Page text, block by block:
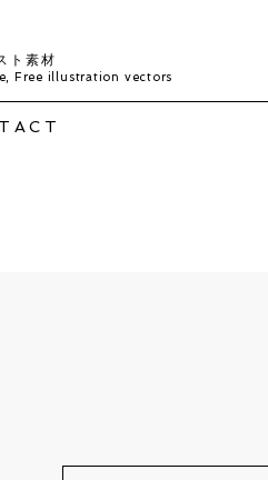
ト素材
Free illustration vectors